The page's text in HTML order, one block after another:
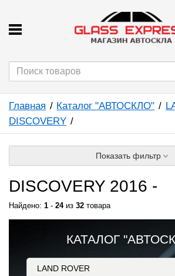
Главная Каталог "АВТОСКЛО"
DISCOVERY
Показать фильтр
DISCOVERY 2016 -
Найдено: 1 - 24из 32 товара
КАТАЛОГ